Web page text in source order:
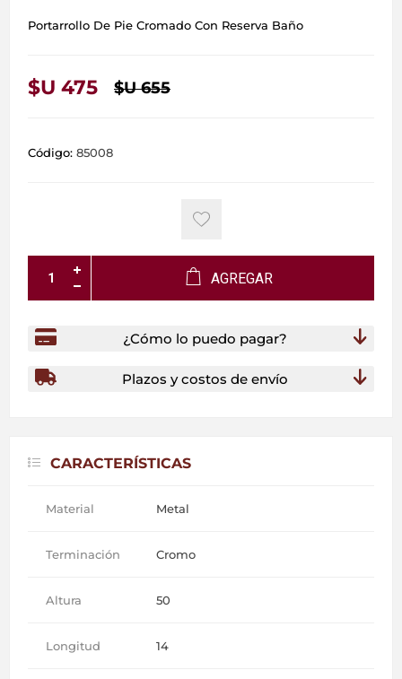
Portarrollo De Pie Cromado Con Reserva Baño
$U 475 $U 655
Código: 85008
AGREGAR
¿Cómo lo puedo pagar?
Plazos y costos de envío
CARACTERÍSTICAS
Material Metal
Terminación Cromo
Altura 50
Longitud 14